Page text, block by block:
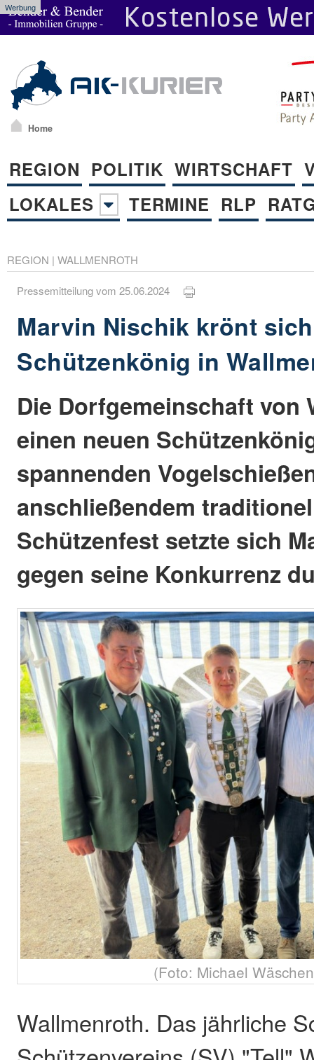
Werbung
Home
REGION POLITIK WIRTSCHAFT
LOKALES
TERMINE RLP
REGION | WALLMENROTH
Pressemitteilung vom 25.06.2024
Marvin Nischik krönt
Schützenkönig in
Die Dorfgemeinschaft von
einen neuen
spannenden
anschließendem
Schützenfest setzte sich
gegen seine Konkurrenz
(Foto: Michael
Wallmenroth. Das jährliche